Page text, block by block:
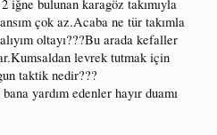
iğne bulunan karagöz takımıyla
çok az.Acaba ne tür takımla
oltayı???Bu arada kefaller
levrek tutmak için
taktik nedir???
yardım edenler hayır duamı